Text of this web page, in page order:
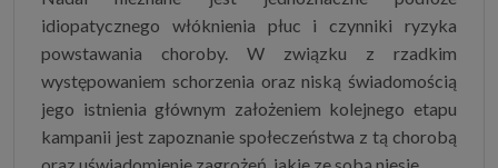
idiopatycznego włóknienia płuc i czynniki ryzyka
powstawania choroby. W związku z rzadkim
występowaniem schorzenia oraz niską świadomością
jego istnienia głównym założeniem kolejnego etapu
kampanii jest zapoznanie społeczeństwa z tą chorobą